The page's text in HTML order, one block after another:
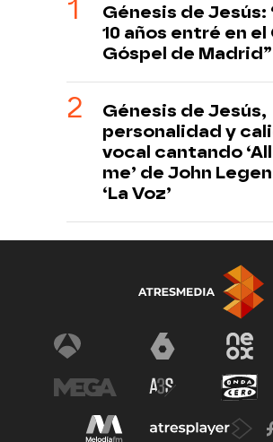
Génesis de Jesús:
10 años entré en el
Góspel de Madrid”
Génesis de Jesús,
personalidad y
vocal cantando
me’ de John
‘La Voz’